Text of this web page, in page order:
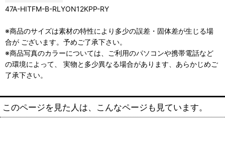
47A-HITFM-B-RLYON12KPP-RY
※商品のサイズは素材の特性により多少の誤差・固体差が生じる場
合が ございます。予めご了承下さい。
※商品写真のカラーについては、ご利用のパソコンや携帯電話など
の環境によって、 実物と多少異なる場合があります、あらかじめご
了承下さい。
このページを見た人は、こんなページも見ています。